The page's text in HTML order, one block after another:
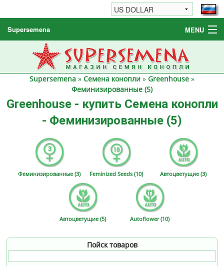
Supersemena MENU
Семена конопли
Другие товары
Как заказать / FAQ
Supersemena » Семена конопли » Greenhouse »
Феминизированные (5)
Greenhouse - купить Семена конопли
- Феминизированные (5)
Феминизированные (3) Feminized Seeds (10) Автоцветущие (3)
Автоцветущие (5) Autoflower (10)
Пойск товаров